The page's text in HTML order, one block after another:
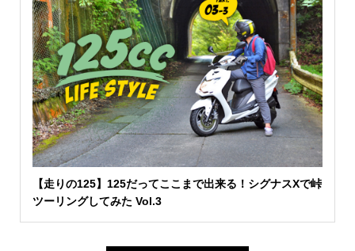
【走りの125】125だってここまで出来る！シグナスXで峠
ツーリングしてみた Vol.3